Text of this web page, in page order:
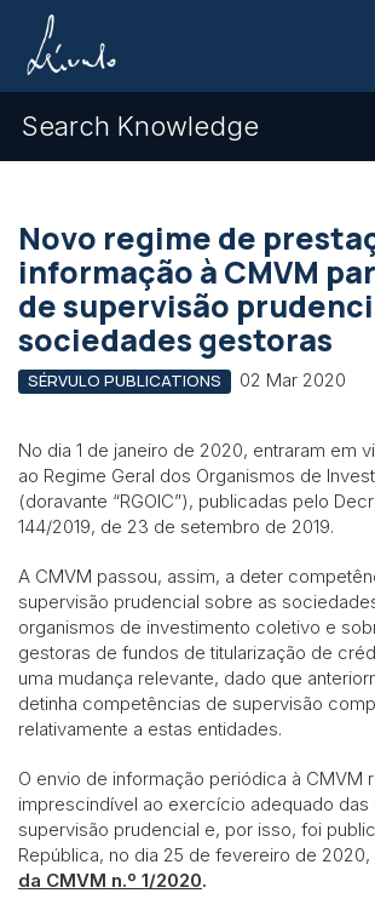
Search Knowledge
Novo regime de
informação à CMVM
de supervisão
sociedades gestoras
SÉRVULO PUBLICATIONS 02 Mar 2020
No dia 1 de janeiro de 2020, entraram em
ao Regime Geral dos Organismos de
(doravante “RGOIC”), publicadas pelo
144/2019, de 23 de setembro de 2019.
A CMVM passou, assim, a deter
supervisão prudencial sobre as
organismos de investimento coletivo e
gestoras de fundos de titularização de
uma mudança relevante, dado que
detinha competências de supervisão
relativamente a estas entidades.
O envio de informação periódica à CMVM
imprescindível ao exercício adequado
supervisão prudencial e, por isso, foi
República, no dia 25 de fevereiro de 2020,
da CMVM n.º 1/2020.